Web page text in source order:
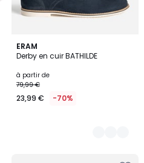
ERAM
Derby en cuir BATHILDE
à partir de
79,99 €
23,99 € -70%
2
Couleurs